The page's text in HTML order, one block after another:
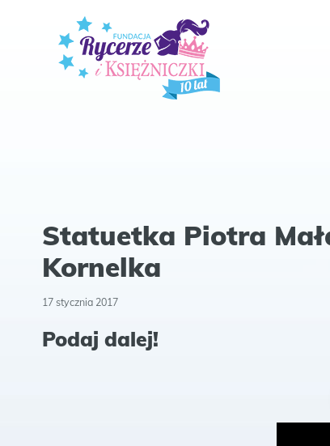
Statuetka Piotra
Kornelka
17 stycznia 2017
Podaj dalej!